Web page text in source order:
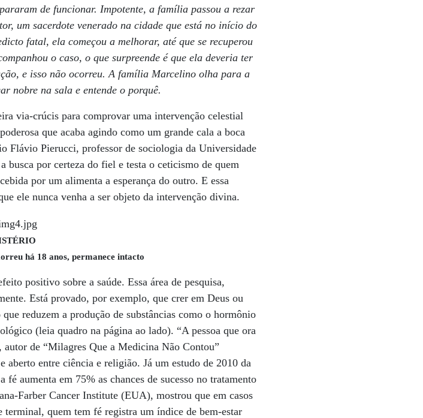
de funcionar. Impotente, a família passou a rezar
um sacerdote venerado na cidade que está no início do
fatal, ela começou a melhorar, até que se recuperou
o caso, o que surpreende é que ela deveria ter
e isso não ocorreu. A família Marcelino olha para a
nobre na sala e entende o porquê.
via-crúcis para comprovar uma intervenção celestial
que acaba agindo como um grande cala a boca
Flávio Pierucci, professor de sociologia da Universidade
busca por certeza do fiel e testa o ceticismo de quem
por um alimenta a esperança do outro. E essa
ele nunca venha a ser objeto da intervenção divina.
há 18 anos, permanece intacto
positivo sobre a saúde. Essa área de pesquisa,
Está provado, por exemplo, que crer em Deus ou
reduzem a produção de substâncias como o hormônio
(leia quadro na página ao lado). “A pessoa que ora
de “Milagres Que a Medicina Não Contou”
entre ciência e religião. Já um estudo de 2010 da
aumenta em 75% as chances de sucesso no tratamento
Farber Cancer Institute (EUA), mostrou que em casos
quem tem fé registra um índice de bem-estar